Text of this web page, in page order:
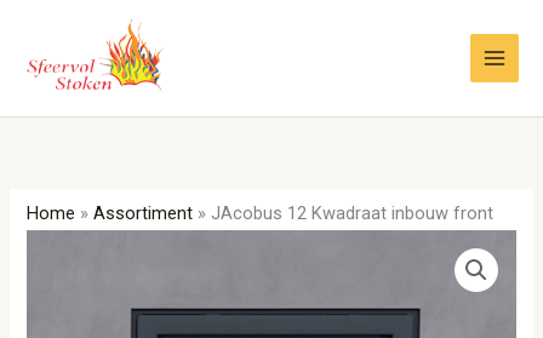
inhoud
Home »Assortiment » JAcobus 12 Kwadraat inbouw front